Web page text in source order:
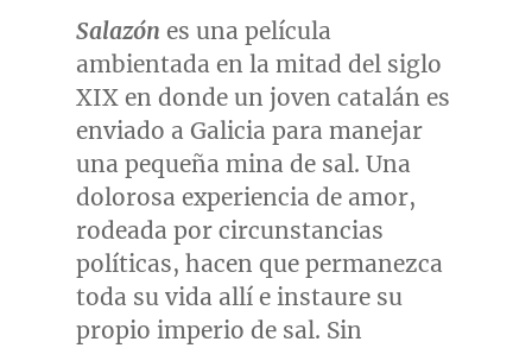
Salazón es una película
ambientada en la mitad del siglo
XIX en donde un joven catalán es
enviado a Galicia para manejar
una pequeña mina de sal. Una
dolorosa experiencia de amor,
rodeada por circunstancias
políticas, hacen que permanezca
toda su vida allí e instaure su
propio imperio de sal. Sin